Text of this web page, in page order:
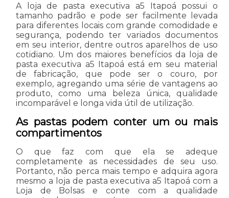
A loja de pasta executiva a5 Itapoá possui o
tamanho padrão e pode ser facilmente levada
para diferentes locais com grande comodidade e
segurança, podendo ter variados documentos
em seu interior, dentre outros aparelhos de uso
cotidiano. Um dos maiores benefícios da loja de
pasta executiva a5 Itapoá está em seu material
de fabricação, que pode ser o couro, por
exemplo, agregando uma série de vantagens ao
produto, como uma beleza única, qualidade
incomparável e longa vida útil de utilização.
As pastas podem conter um ou mais
compartimentos
O que faz com que ela se adeque
completamente as necessidades de seu uso.
Portanto, não perca mais tempo e adquira agora
mesmo a loja de pasta executiva a5 Itapoá com a
Loja de Bolsas e conte com a qualidade